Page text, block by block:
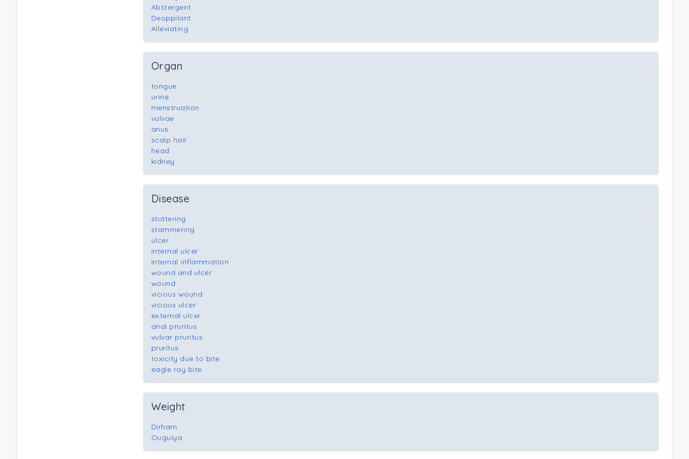
Abstergent
Deoppilant
Alleviating
Organ
tongue
urine
menstruation
vulvae
anus
scalp hair
head
kidney
Disease
stuttering
stammering
ulcer
internal ulcer
internal inflammation
wound and ulcer
wound
vicious wound
vicious ulcer
external ulcer
anal pruritus
vulvar pruritus
pruritus
toxicity due to bite
eagle ray bite
Weight
Dirham
Ouguiya